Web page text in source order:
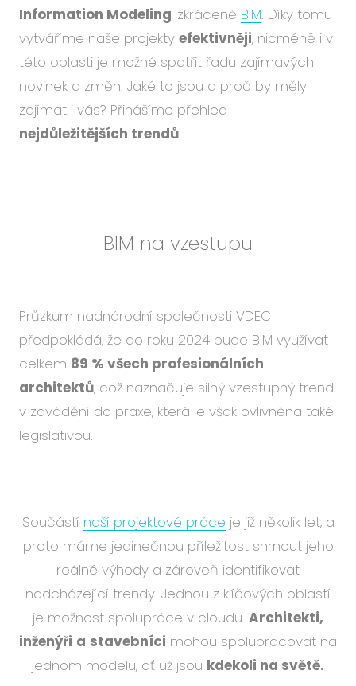
Information Modeling, zkráceně BIM. Díky tomu
vytváříme naše projekty efektivněji, nicméně i v
této oblasti je možné spatřit řadu zajímavých
novinek a změn. Jaké to jsou a proč by měly
zajímat i vás? Přinášíme přehled
nejdůležitějších trendů.
BIM na vzestupu
Průzkum nadnárodní společnosti VDEC
předpokládá, že do roku 2024 bude BIM využívat
celkem 89 % všech profesionálních
architektů, což naznačuje silný vzestupný trend
v zavádění do praxe, která je však ovlivněna také
legislativou.
Součástí naší projektové práce je již několik let, a
proto máme jedinečnou příležitost shrnout jeho
reálné výhody a zároveň identifikovat
nadcházející trendy. Jednou z klíčových oblastí
je možnost spolupráce v cloudu. Architekti,
inženýři a stavebníci mohou spolupracovat na
jednom modelu, ať už jsou kdekoli na světě.